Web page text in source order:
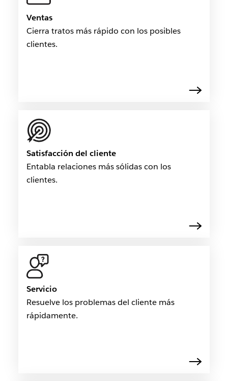
Ventas
Cierra tratos más rápido con los posibles
clientes.
Satisfacción del cliente
Entabla relaciones más sólidas con los
clientes.
Servicio
Resuelve los problemas del cliente más
rápidamente.